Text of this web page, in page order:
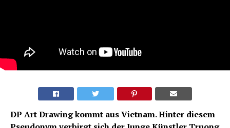
DP Art Drawing kommt aus Vietnam. Hinter diesem